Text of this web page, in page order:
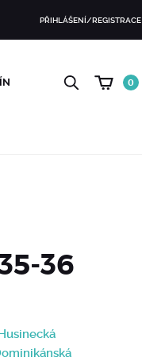
PŘIHLÁŠENÍ/REGISTRACE
0
36